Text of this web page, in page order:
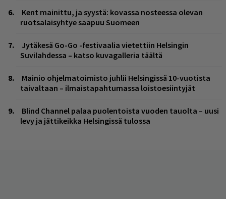
Kent mainittu, ja syystä: kovassa nosteessa olevan
ruotsalaisyhtye saapuu Suomeen
Jytäkesä Go-Go -festivaalia vietettiin Helsingin
Suvilahdessa – katso kuvagalleria täältä
Mainio ohjelmatoimisto juhlii Helsingissä 10-vuotista
taivaltaan – ilmaistapahtumassa loistoesiintyjät
Blind Channel palaa puolentoista vuoden tauolta – uusi
levy ja jättikeikka Helsingissä tulossa